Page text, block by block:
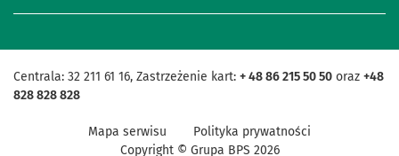
Centrala: 32 211 61 16, Zastrzeżenie kart: + 48 86 215 50 50 oraz +48
828 828 828
Mapa serwisu
Polityka prywatności
Copyright © Grupa BPS 2026